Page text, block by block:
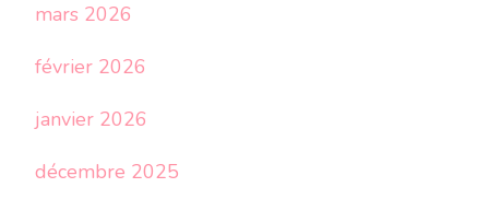
mars 2026
février 2026
janvier 2026
décembre 2025